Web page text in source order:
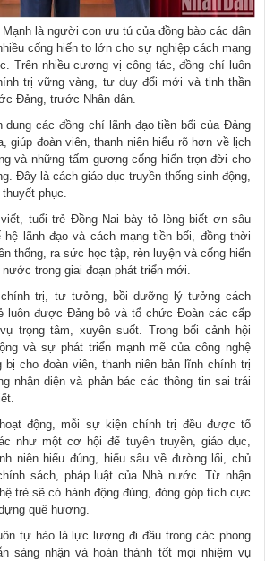
là người con ưu tú của đồng bào các dân
cống hiến to lớn cho sự nghiệp cách mạng
Trên nhiều cương vị công tác, đồng chí luôn
trị vững vàng, tư duy đổi mới và tinh thần
Đảng, trước Nhân dân.
dung các đồng chí lãnh đạo tiền bối của Đảng
giúp đoàn viên, thanh niên hiểu rõ hơn về lịch
và những tấm gương cống hiến trọn đời cho
Đây là cách giáo dục truyền thống sinh động,
phục.
tuổi trẻ Đồng Nai bày tỏ lòng biết ơn sâu
lãnh đạo và cách mạng tiền bối, đồng thời
thống, ra sức học tập, rèn luyện và cống hiến
trong giai đoạn phát triển mới.
chính trị, tư tưởng, bồi dưỡng lý tưởng cách
luôn được Đảng bộ và tổ chức Đoàn các cấp
trọng tâm, xuyên suốt. Trong bối cảnh hội
và sự phát triển mạnh mẽ của công nghệ
bị cho đoàn viên, thanh niên bản lĩnh chính trị
nhận diện và phản bác các thông tin sai trái
động, mỗi sự kiện chính trị đều được tổ
như một cơ hội để tuyên truyền, giáo dục,
niên hiểu đúng, hiểu sâu về đường lối, chủ
sách, pháp luật của Nhà nước. Từ nhận
trẻ sẽ có hành động đúng, đóng góp tích cực
quê hương.
tự hào là lực lượng đi đầu trong các phong
sàng nhận và hoàn thành tốt mọi nhiệm vụ